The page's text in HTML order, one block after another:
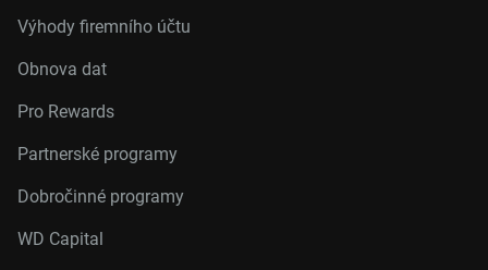
Výhody firemního účtu
Obnova dat
Pro Rewards
Partnerské programy
Dobročinné programy
WD Capital